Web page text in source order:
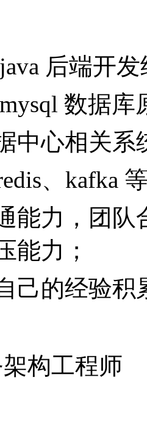
后端开
数据
中心相关系
、kafka
能力，团队
能力；
己的经验
构工程师